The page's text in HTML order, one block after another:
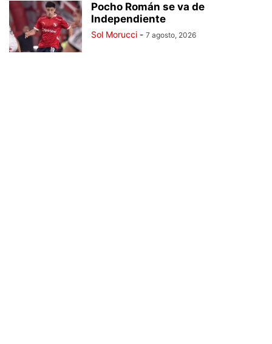
Pocho Román se va de
Independiente
Sol Morucci - 7 agosto, 2026